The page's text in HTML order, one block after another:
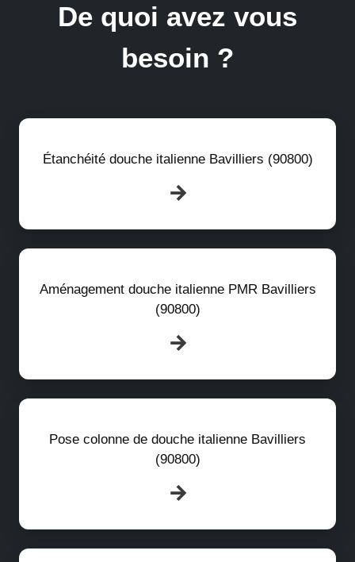
De quoi avez vous
besoin ?
Étanchéité douche italienne Bavilliers (90800)
Aménagement douche italienne PMR Bavilliers
(90800)
Pose colonne de douche italienne Bavilliers
(90800)